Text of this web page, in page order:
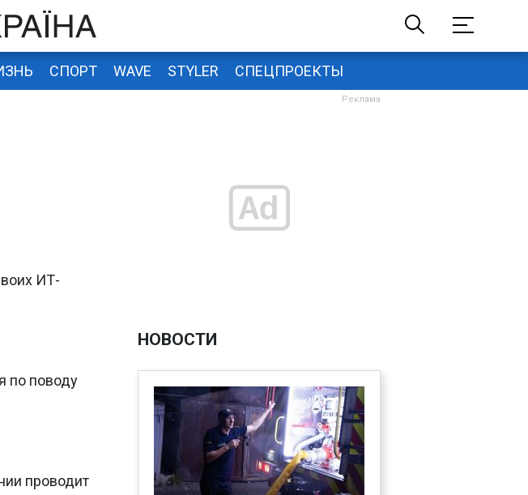
СПОРТ WAVE STYLER СПЕЦПРОЕКТЫ
ИТ-
по поводу
проводит
НОВОСТИ